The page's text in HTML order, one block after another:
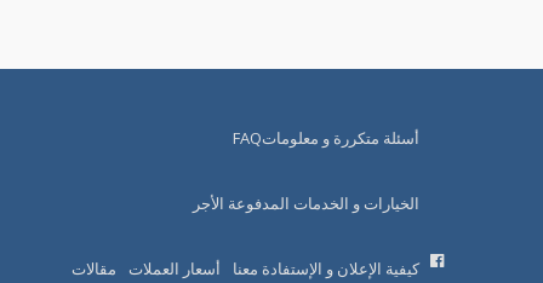
أسئلة متكررة و معلوماتFAQ
الخيارات و الخدمات المدفوعة الأجر
كيفية الإعلان و الإستفادة معنا أسعار العملات مقالات